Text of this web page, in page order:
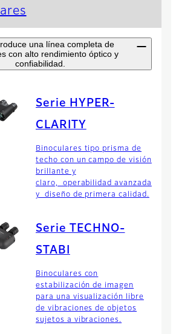
una línea completa de
con alto rendimiento óptico y
confiabilidad.
Serie HYPER-
CLARITY
Binoculares tipo prisma de
techo con un campo de visión
brillante y
claro, operabilidad avanzada
y diseño de primera calidad.
Serie TECHNO-
STABI
Binoculares con
estabilización de imagen
para una visualización libre
de vibraciones de objetos
sujetos a vibraciones.